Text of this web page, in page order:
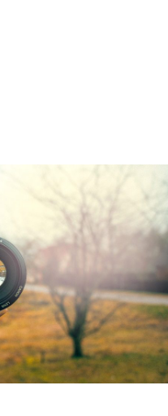
の潜在意識 基本の考え